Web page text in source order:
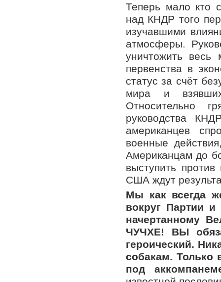
Теперь мало кто
над КНДР того
изучавшими
атмосферы.
уничтожить
первенства в
статус за счёт
мира и
Относительно
руководства
американцев
военные
Американцам до
выступить
США ждут
Мы как всегда
вокруг Партии
начертанному
ЧУЧХЕ! ВЫ
героический.
собакам. Только
под